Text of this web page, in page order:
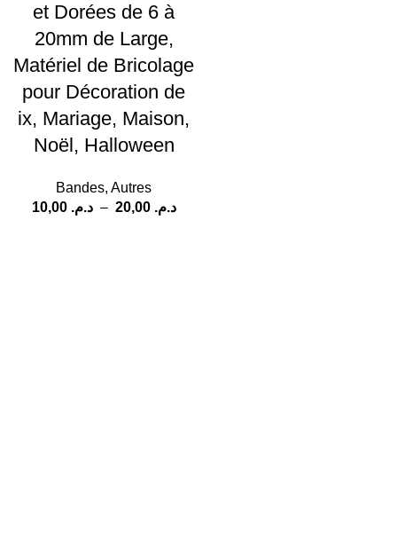
et Dorées de 6 à
20mm de Large,
Matériel de Bricolage
pour Décoration de
ix, Mariage, Maison,
Noël, Halloween
Bandes, Autres
د.م. 10,00 – د.م. 20,00